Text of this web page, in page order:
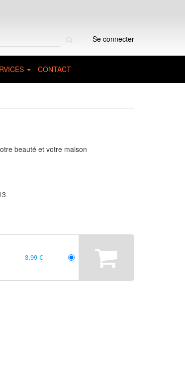
Se connecter
CONTACT
beauté et votre maison
3,99 €